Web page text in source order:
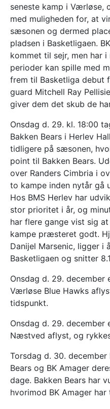
seneste kamp i Værløse,
med muligheden for, at
sæsonen og dermed
pladsen i Basketligaen.
kommet til sejr, men har
perioder kan spille med
frem til Basketliga debut
guard Mitchell Ray
giver dem det skub de
Onsdag d. 29. kl. 18:00
Bakken Bears i Herlev
tidligere på sæsonen,
point til Bakken Bears.
over Randers Cimbria i
to kampe inden nytår gå
Hos BMS Herlev har
stor prioritet i år, og
har flere gange vist sig
kampe præsteret godt.
Danijel Marsenic, ligger i
Basketligaen og snitter
Onsdag d. 29. december
Værløse Blue Hawks
tidspunkt.
Onsdag d. 29. december
Næstved aflyst, og
Torsdag d. 30.
Bears og BK Amager
dage. Bakken Bears har
hvorimod BK Amager